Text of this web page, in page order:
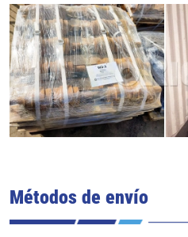
Métodos de envío